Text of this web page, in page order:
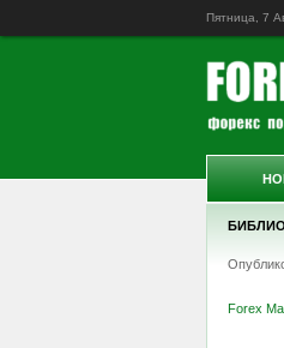
Пятница, 7
Forex